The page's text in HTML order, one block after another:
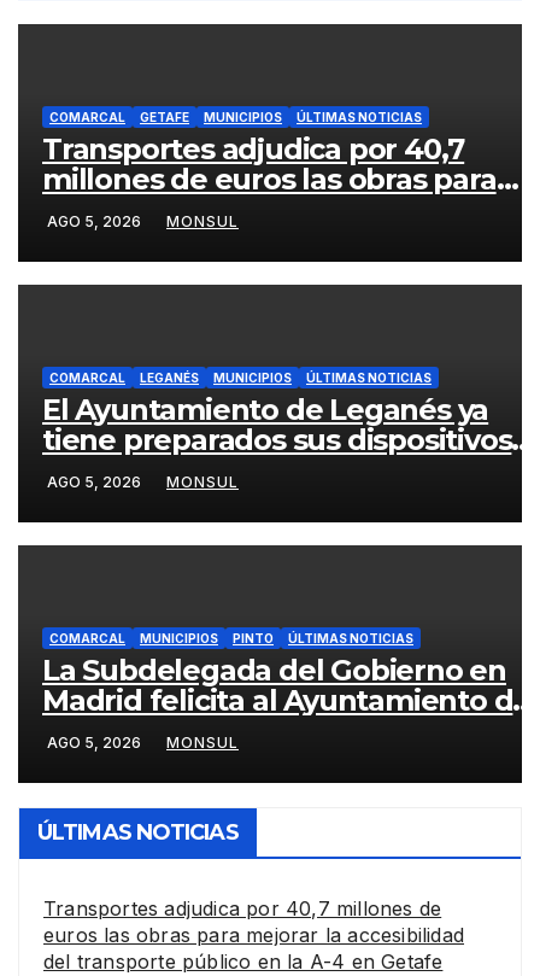
COMARCAL GETAFE MUNICIPIOS ÚLTIMAS NOTICIAS
Transportes adjudica por 40,7
millones de euros las obras para
mejorar la accesibilidad del
transporte público en la A-4 en
Getafe
AGO 5, 2026 MONSUL
COMARCAL LEGANÉS MUNICIPIOS ÚLTIMAS NOTICIAS
El Ayuntamiento de Leganés ya
tiene preparados sus dispositivos
de seguridad y de limpieza para las
Fiestas de Butarque
AGO 5, 2026 MONSUL
COMARCAL MUNICIPIOS PINTO ÚLTIMAS NOTICIAS
La Subdelegada del Gobierno en
Madrid felicita al Ayuntamiento de
Pinto por su dispositivo de
seguridad en las Fiestas
AGO 5, 2026 MONSUL
ÚLTIMAS NOTICIAS
Transportes adjudica por 40,7 millones de
euros las obras para mejorar la accesibilidad
del transporte público en la A-4 en Getafe